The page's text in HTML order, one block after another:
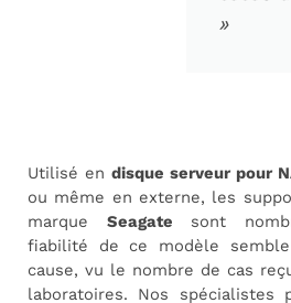
»
Utilisé en disque serveur pour
ou même en externe, les
marque Seagate sont
fiabilité de ce modèle
cause, vu le nombre de cas
laboratoires. Nos spécialistes